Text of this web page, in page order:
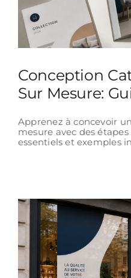
Conception
Sur Mesure:
Apprenez à concevoir
mesure avec des
essentiels et exemples